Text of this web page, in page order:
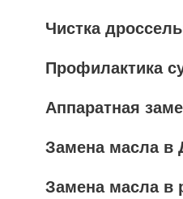
Чистка
Профилактика
Аппаратная
Замена масла в
Замена масла в